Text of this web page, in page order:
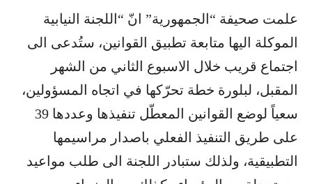
علمت صحيفة “الجمهورية” انّ “اللجنة النيابية
الموكلة اليها متابعة تطبيق القوانين، ستُدعى الى
اجتماع قريب خلال الاسبوع الثاني من الشهر
المقبل، لبلورة خطة تحرّكها في اتجاه المسؤولين،
سعياً لوضع القوانين المعطّل تنفيذها وعددها 39
على طريق التنفيذ الفعلي باصدار مراسيمها
التطبيقية، ولذلك ستبادر اللجنة الى طلب مواعيد